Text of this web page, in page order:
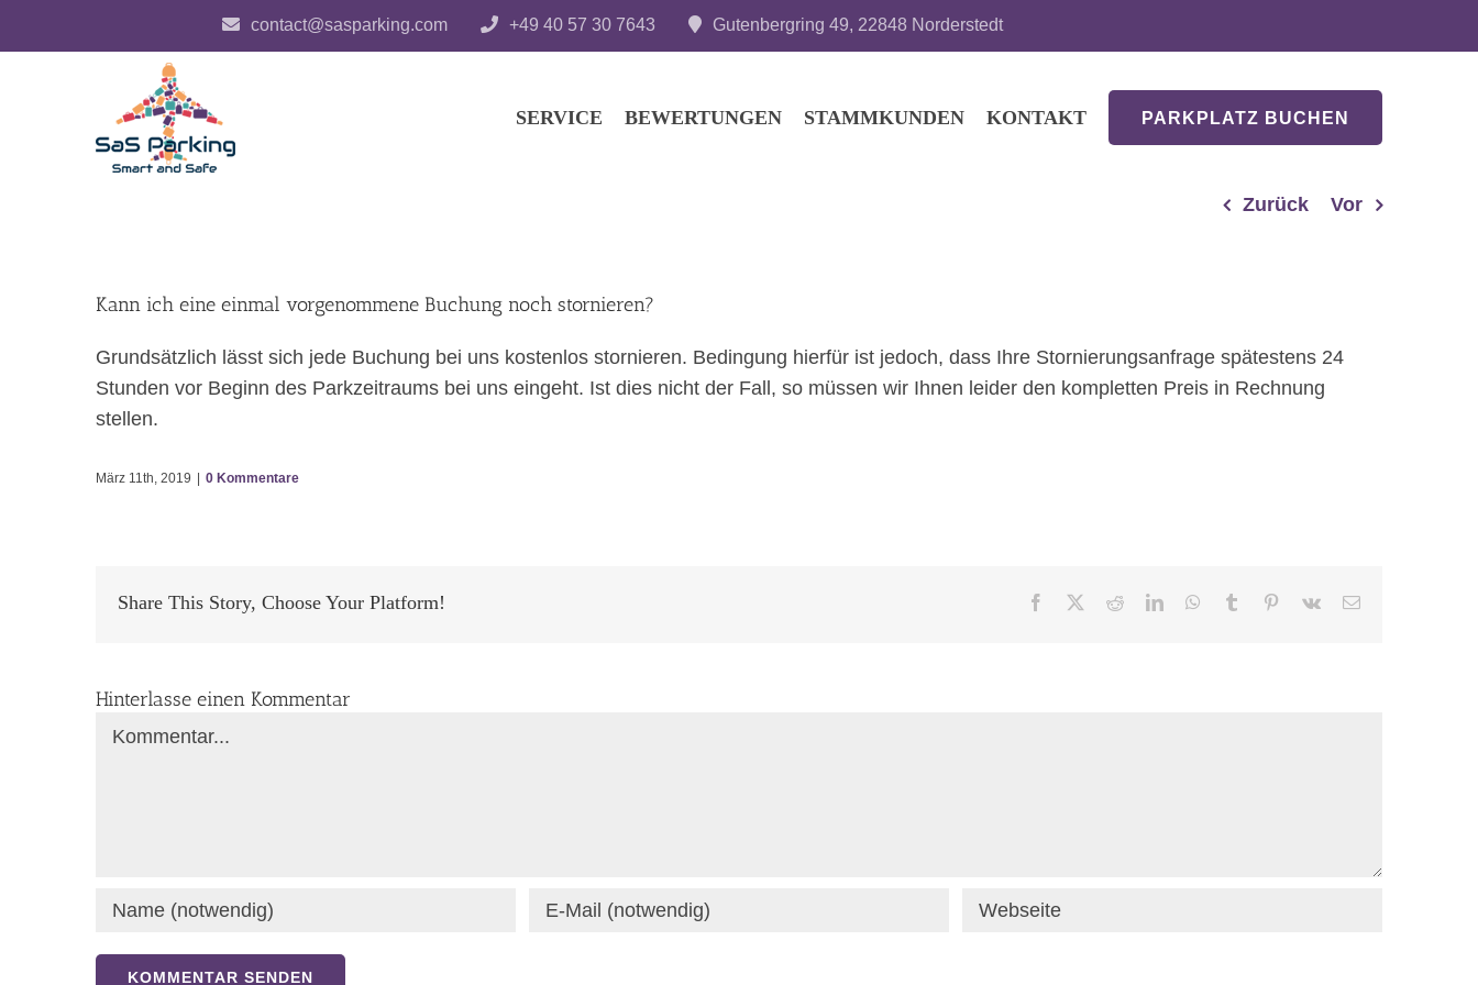
contact@sasparking.com +49 40 57 30 7643 Gutenbergring 49, 22848 Norderstedt
SERVICE BEWERTUNGEN STAMMKUNDEN KONTAKT PARKPLATZ BUCHEN
Zurück Vor
Kann ich eine einmal vorgenommene Buchung noch stornieren?
Grundsätzlich lässt sich jede Buchung bei uns kostenlos stornieren. Bedingung hierfür ist jedoch, dass Ihre Stornierungsanfrage spätestens 24
Stunden vor Beginn des Parkzeitraums bei uns eingeht. Ist dies nicht der Fall, so müssen wir Ihnen leider den kompletten Preis in Rechnung
stellen.
März 11th, 2019 0 Kommentare
Share This Story, Choose Your Platform! Facebook RedditLinkedInWhatsApp
Tumblr Pinterest
Vk
E-
Hinterlasse einen Kommentar
Kommentar